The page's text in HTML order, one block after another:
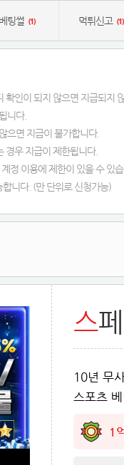
베팅썰 (1) 먹튀신고 (1)
확인이 되지 않으면 지급되지
니다.
으면 지급이 불가합니다.
경우 지급이 제한됩니다.
정 이용에 제한이 있을 수 있
합니다. (만 단위로 신청가능)
스
10년 무
스포츠
1